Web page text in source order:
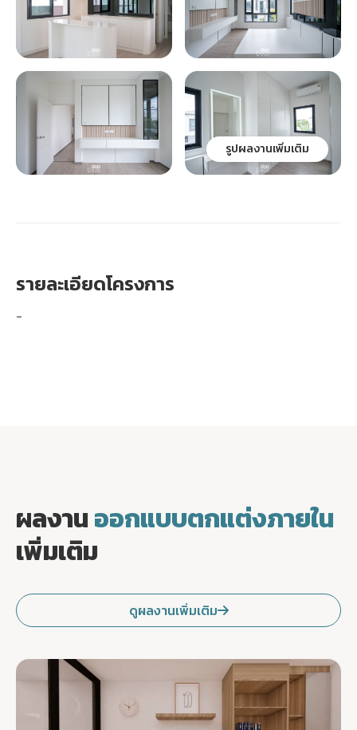
รูปผลงานเพิ่มเติม
รายละเอียดโครงการ
-
ผลงานออกแบบตกแต่งภายใน
เพิ่มเติม
ดูผลงานเพิ่มเติม